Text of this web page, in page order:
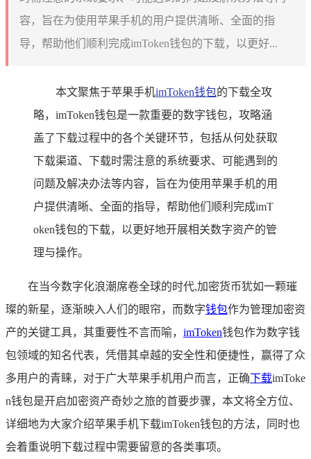
容，旨在为使用苹果手机的用户提供清晰、全面的指
导，帮助他们顺利完成imToken钱包的下载，以更好...
本文聚焦于苹果手机imToken钱包的下载全攻
略，imToken钱包是一款重要的数字钱包，攻略涵
盖了下载过程中的各个关键环节，包括从何处获取
下载渠道、下载时需注意的系统要求、可能遇到的
问题及解决办法等内容，旨在为使用苹果手机的用
户提供清晰、全面的指导，帮助他们顺利完成imT
oken钱包的下载，以更好地开展相关数字资产的管
理与操作。
在当今数字化浪潮席卷全球的时代,加密货币犹如一颗璀
璨的新星，逐渐映入人们的眼帘，而数字钱包作为管理加密资
产的关键工具，其重要性不言而喻， imToken钱包作为数字钱
包领域的知名代表，凭借其卓越的安全性和便捷性，赢得了众
多用户的青睐，对于广大苹果手机用户而言，正确下载imToke
n钱包是开启加密资产奇妙之旅的首要步骤，本文将全方位、
详细地为大家介绍苹果手机下载imToken钱包的方法，同时也
会着重说明下载过程中需要留意的各类事项。